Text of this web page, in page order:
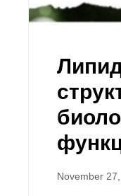
November